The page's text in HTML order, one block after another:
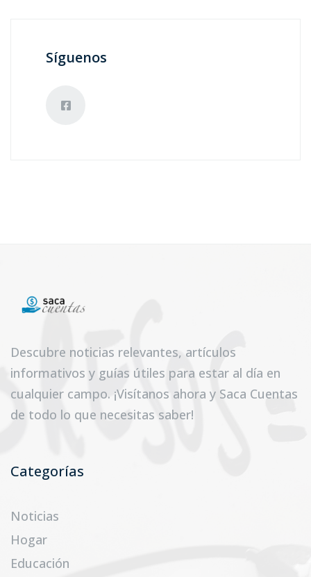
Síguenos
Descubre noticias relevantes, artículos
informativos y guías útiles para estar al día en
cualquier campo. ¡Visítanos ahora y Saca Cuentas
de todo lo que necesitas saber!
Categorías
Noticias
Hogar
Educación